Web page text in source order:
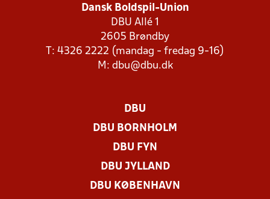
Dansk Boldspil-Union
DBU Allé 1
2605 Brøndby
T: 4326 2222 (mandag - fredag 9-16)
M: dbu@dbu.dk
DBU
DBU BORNHOLM
DBU FYN
DBU JYLLAND
DBU KØBENHAVN